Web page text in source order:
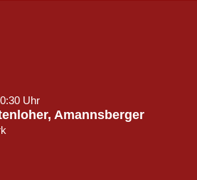
Uhr
Amannsberger